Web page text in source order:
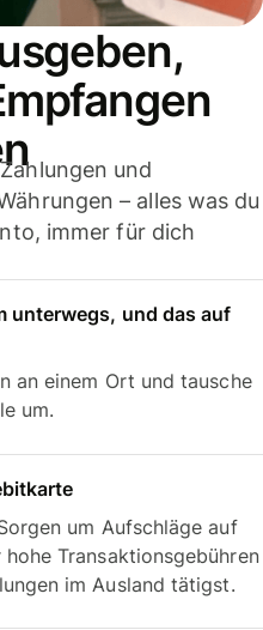
und
– alles was du
immer für dich
unterwegs, und das auf
an einem Ort und tausche
um.
um Aufschläge auf
Transaktionsgebühren
im Ausland tätigst.